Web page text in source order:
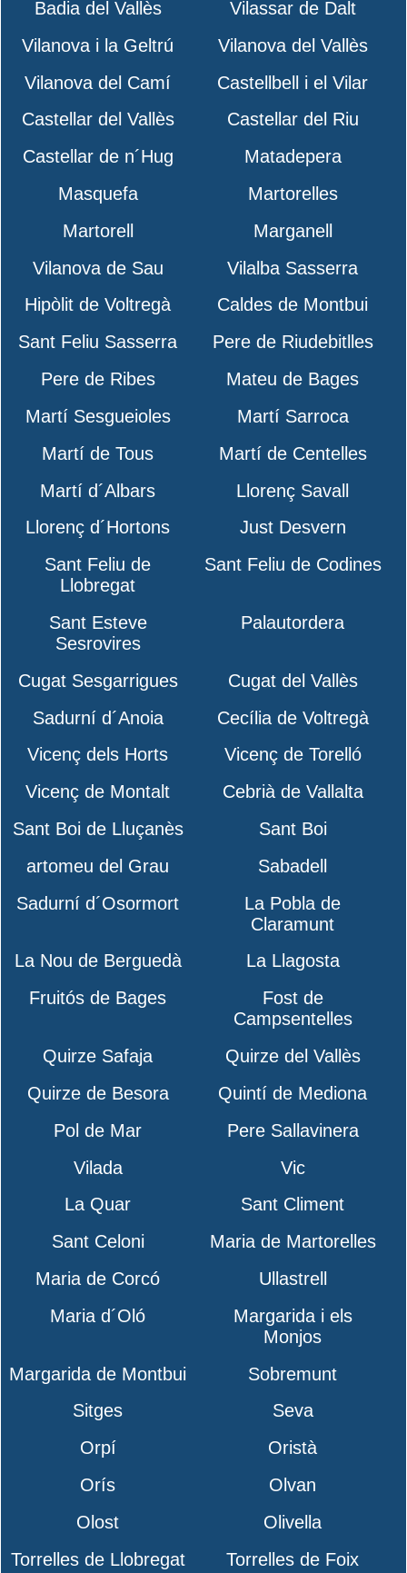
Badia del Vallès
Vilassar de Dalt
Vilanova i la Geltrú
Vilanova del Vallès
Vilanova del Camí
Castellbell i el Vilar
Castellar del Vallès
Castellar del Riu
Castellar de n´Hug
Matadepera
Masquefa
Martorelles
Martorell
Marganell
Vilanova de Sau
Vilalba Sasserra
Hipòlit de Voltregà
Caldes de Montbui
Sant Feliu Sasserra
Pere de Riudebitlles
Pere de Ribes
Mateu de Bages
Martí Sesgueioles
Martí Sarroca
Martí de Tous
Martí de Centelles
Martí d´Albars
Llorenç Savall
Llorenç d´Hortons
Just Desvern
Sant Feliu de
Llobregat
Sant Feliu de Codines
Sant Esteve
Sesrovires
Palautordera
Cugat Sesgarrigues
Cugat del Vallès
Sadurní d´Anoia
Cecília de Voltregà
Vicenç dels Horts
Vicenç de Torelló
Vicenç de Montalt
Cebrià de Vallalta
Sant Boi de Lluçanès
Sant Boi
artomeu del Grau
Sabadell
Sadurní d´Osormort
La Pobla de
Claramunt
La Nou de Berguedà
La Llagosta
Fruitós de Bages
Fost de
Campsentelles
Quirze Safaja
Quirze del Vallès
Quirze de Besora
Quintí de Mediona
Pol de Mar
Pere Sallavinera
Vilada
Vic
La Quar
Sant Climent
Sant Celoni
Maria de Martorelles
Maria de Corcó
Ullastrell
Maria d´Oló
Margarida i els
Monjos
Margarida de Montbui
Sobremunt
Sitges
Seva
Orpí
Oristà
Orís
Olvan
Olost
Olivella
Torrelles de Llobregat
Torrelles de Foix